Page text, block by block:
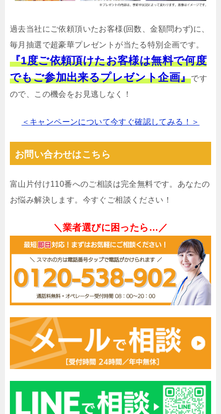
過去当社にご依頼頂いたお客様(回数、金額問わず)に、
毎月抽選で超豪華プレゼントが当たる特別企画です。
『1度ご依頼頂けたお客様は無料で何度
でもご参加出来るプレゼント企画』です
ので、この機会をお見逃しなく！
＜キャンペーンについて今すぐ確認してみる！＞
お問い合わせはこちら
富山片付け110番へのご相談は完全無料です。あなたの
お悩み解決します。今すぐご相談ください！
＼業者選びに困ったら…／